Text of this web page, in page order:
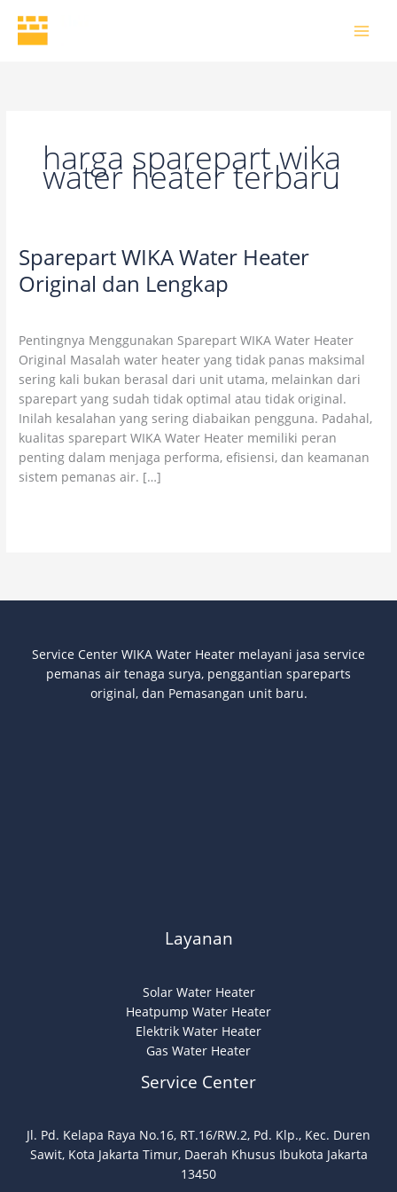
content
harga sparepart wika
water heater terbaru
Sparepart WIKA Water Heater
Original dan Lengkap
Pentingnya Menggunakan Sparepart WIKA Water Heater
Original Masalah water heater yang tidak panas maksimal
sering kali bukan berasal dari unit utama, melainkan dari
sparepart yang sudah tidak optimal atau tidak original.
Inilah kesalahan yang sering diabaikan pengguna. Padahal,
kualitas sparepart WIKA Water Heater memiliki peran
penting dalam menjaga performa, efisiensi, dan keamanan
sistem pemanas air. […]
Sparepart
WIKA
Water
dan
Lengkap
Service Center WIKA Water Heater melayani jasa service
pemanas air tenaga surya, penggantian spareparts
original, dan Pemasangan unit baru.
Layanan
Solar Water Heater
Heatpump Water Heater
Elektrik Water Heater
Gas Water Heater
Service Center
Jl. Pd. Kelapa Raya No.16, RT.16/RW.2, Pd. Klp., Kec. Duren
Sawit, Kota Jakarta Timur, Daerah Khusus Ibukota Jakarta
13450